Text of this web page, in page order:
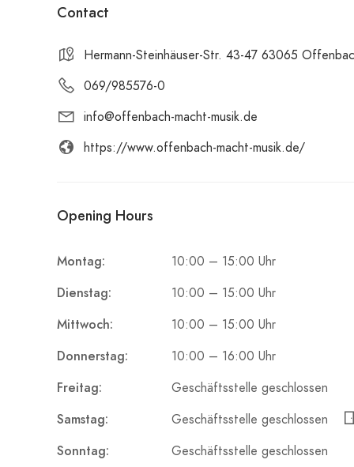
Contact
Hermann-Steinhäuser-Str. 43-47 63065
069/985576-0
info@offenbach-macht-musik.de
https://www.offenbach-macht-musik.de/
Opening Hours
Montag: 10:00 – 15:00 Uhr
Dienstag: 10:00 – 15:00 Uhr
Mittwoch: 10:00 – 15:00 Uhr
Donnerstag: 10:00 – 16:00 Uhr
Freitag: Geschäftsstelle geschlossen
Samstag: Geschäftsstelle geschlossen
Sonntag: Geschäftsstelle geschlossen